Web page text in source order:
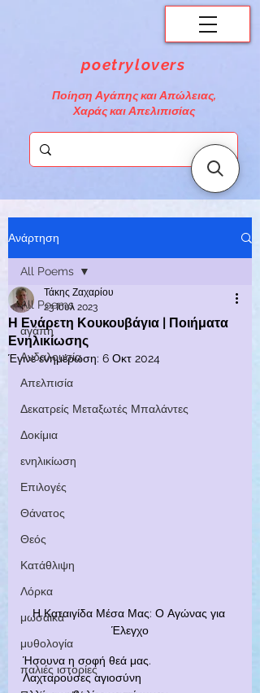
poetrylovers
Ποίηση Αγάπης και Απώλειας,
Χαράς και Απελιπισίας
Ανάρτηση
All Poems
αγάπη
Ανδαλουσία
Απελπισία
Δεκατρείς Μεταξωτές Μπαλάντες
Δοκίμια
ενηλικίωση
Επιλογές
Θάνατος
Θεός
Κατάθλιψη
Λόρκα
μωσαϊκά
μυθολογία
παλιές ιστορίες
All Poems
Η Ενάρετη Κουκουβάγια | Ποιήματα
Ενηλικίωσης
Τάκης Ζαχαρίου
23 Ιουλ 2023
Έγινε ενημέρωση: 6 Οκτ 2024
Η Καταιγίδα Μέσα Μας: Ο Αγώνας για
Έλεγχο
Ήσουνα η σοφή θεά μας.
Λαχταρούσες αγιοσύνη